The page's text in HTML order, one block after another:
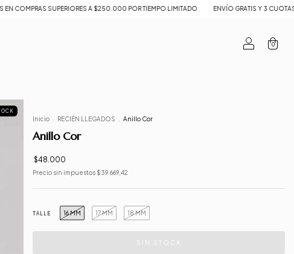
A $250.000 POR TIEMPO LIMITADO ENVÍO GRATIS Y 3 CUOTAS SIN INTERÉS
0
Inicio RECIÉN LLEGADOS Anillo Cor
Anillo Cor
$48.000
Precio sin impuestos $39.669,42
TALLE 16 MM 17 MM 18 MM